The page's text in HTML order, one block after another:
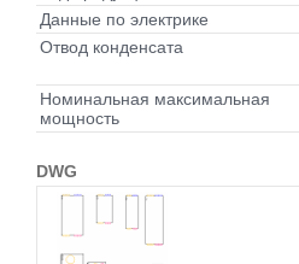
Данные по электрике
Отвод конденсата
Номинальная максимальная
мощность
DWG